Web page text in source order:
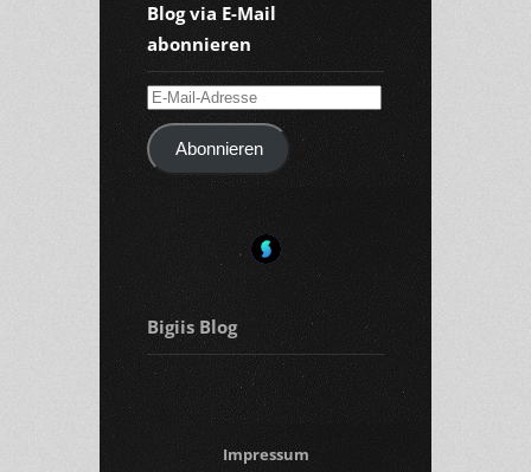
Blog via E-Mail
abonnieren
E-
Mail-
AdresseAbonnieren
Bigiis Blog
Impressum